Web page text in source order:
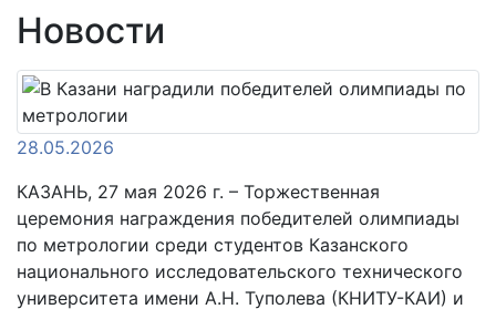
Новости
28.05.2026
КАЗАНЬ, 27 мая 2026 г. – Торжественная
церемония награждения победителей олимпиады
по метрологии среди студентов Казанского
национального исследовательского технического
университета имени А.Н. Туполева (КНИТУ-КАИ) и